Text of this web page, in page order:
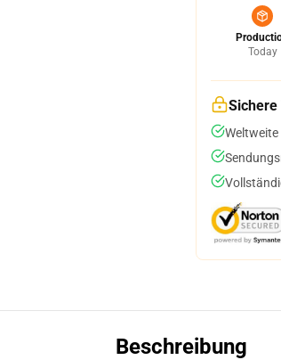
Today
Weltweite
Beschreibung